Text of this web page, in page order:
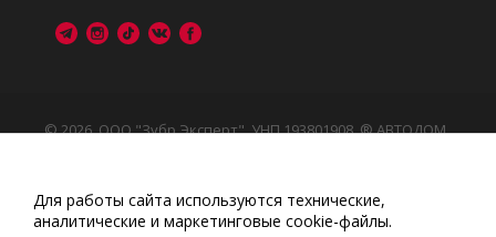
© 2026, ООО "Зубр Эксперт", УНП 193801908. ® АВТОДОМ
Обращаем Ваше внимание на то, что данный интернет-
сайт носит исключительно информационный характер
Любое использование либо копирование материалов
Для работы сайта используются технические,
аналитические и маркетинговые сооkіе-файлы.